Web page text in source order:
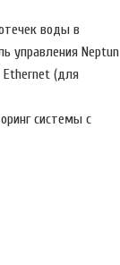
воды в
управления Neptun
Ethernet (для
системы с